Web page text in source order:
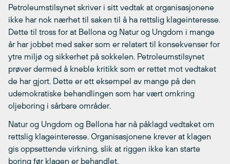
Petroleumstilsynet skriver i sitt vedtak at organisasjonene
ikke har nok nærhet til saken til å ha rettslig klageinteresse.
Dette til tross for at Bellona og Natur og Ungdom i mange
år har jobbet med saker som er relatert til konsekvenser for
ytre miljø og sikkerhet på sokkelen. Petroleumstilsynet
prøver dermed å kneble kritikk som er rettet mot vedtaket
de har gjort. Dette er ett eksempel av mange på den
udemokratiske behandlingen som har vært omkring
oljeboring i sårbare områder.
Natur og Ungdom og Bellona har nå påklagd vedtaket om
rettslig klageinteresse. Organisasjonene krever at klagen
gis oppsettende virkning, slik at riggen ikke kan starte
boring før klagen er behandlet.